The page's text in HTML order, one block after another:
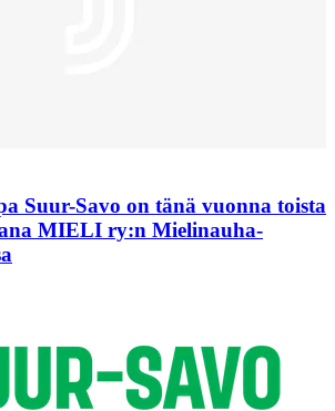
Suur-Savo on tänä vuonna toista
MIELI ry:n Mielinauha-